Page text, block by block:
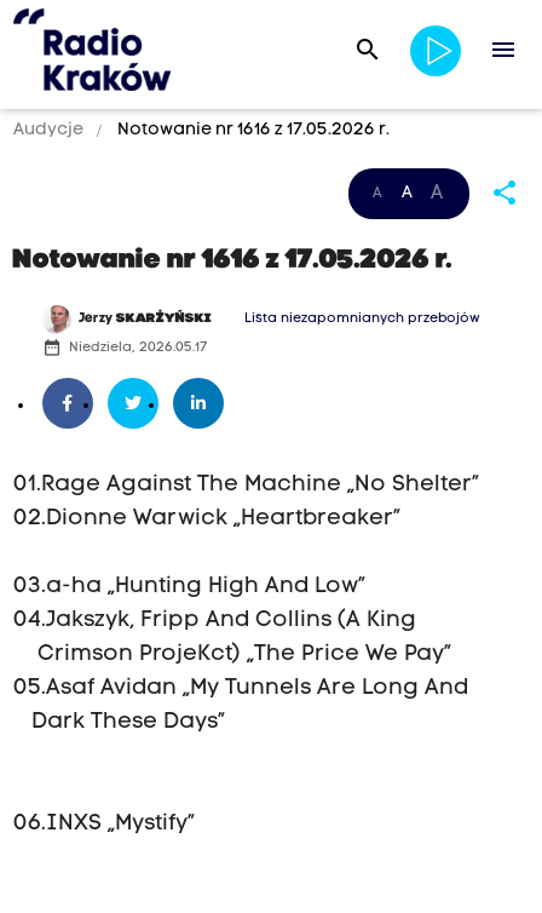
search menu
Audycje Notowanie nr 1616 z 17.05.2026 r.
A A A share
Notowanie nr 1616 z 17.05.2026 r.
JerzySKARŻYŃSKI Lista niezapomnianych przebojów
date_range Niedziela, 2026.05.17
01.Rage Against The Machine „No Shelter”
02.Dionne Warwick „Heartbreaker”
03.a-ha „Hunting High And Low”
04.Jakszyk, Fripp And Collins (A King
Crimson ProjeKct) „The Price We Pay”
05.Asaf Avidan „My Tunnels Are Long And
Dark These Days”
06.INXS „Mystify”